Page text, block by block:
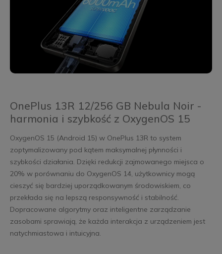
OnePlus 13R 12/256 GB Nebula Noir -
harmonia i szybkość z OxygenOS 15
OxygenOS 15 (Android 15) w OnePlus 13R to system
zoptymalizowany pod kątem maksymalnej płynności i
szybkości działania. Dzięki redukcji zajmowanego miejsca o
20% w porównaniu do OxygenOS 14, użytkownicy mogą
cieszyć się bardziej uporządkowanym środowiskiem, co
przekłada się na lepszą responsywność i stabilność.
Dopracowane algorytmy oraz inteligentne zarządzanie
zasobami sprawiają, że każda interakcja z urządzeniem jest
natychmiastowa i intuicyjna.